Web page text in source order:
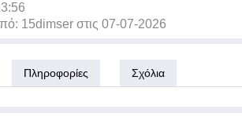
15dimser στις 07-07-2026
Πληροφορίες Σχόλια